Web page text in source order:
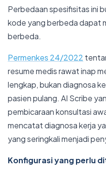
Perbedaan spesifisitas ini
kode yang berbeda dapat
berbeda.
Permenkes 24/2022
resume medis rawat inap
lengkap, bukan diagnosa
pasien pulang. AI Scribe
pembicaraan konsultasi
mencatat diagnosa kerja
yang seringkali menjadi
Konfigurasi yang perlu